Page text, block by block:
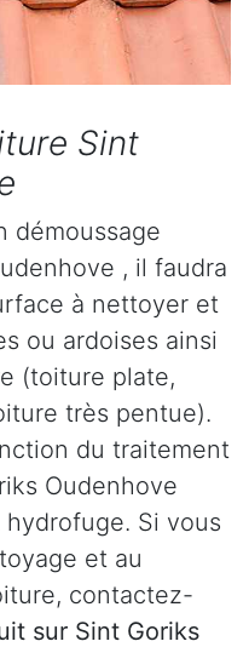
Sint
démoussage
, il faudra
à nettoyer et
ou ardoises ainsi
(toiture plate,
très pentue).
du traitement
Oudenhove
Si vous
et au
contactez-
sur Sint Goriks